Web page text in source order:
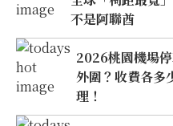
不是阿聯酋
2026桃園機場
外圍？收費各多
理！